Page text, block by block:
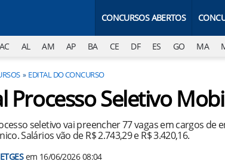
CONCURSOS ABERTOS
AC AL AM AP BA CE DF ES GO MA
EDITAL DO CONCURSO
Processo Seletivo
seletivo vai preencher 77 vagas em cargos de
Salários vão de R$ 2.743,29 e R$ 3.420,16.
em 16/06/2026 08:04